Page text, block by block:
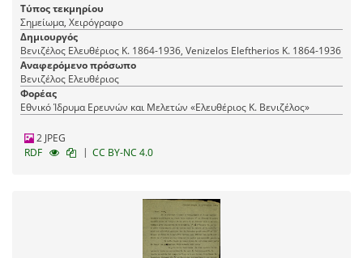
Τύπος τεκμηρίου
Σημείωμα, Χειρόγραφο
Δημιουργός
Βενιζέλος Ελευθέριος Κ. 1864-1936, Venizelos Eleftherios K. 1864-1936
Αναφερόμενο πρόσωπο
Βενιζέλος Ελευθέριος
Φορέας
Εθνικό Ίδρυμα Ερευνών και Μελετών «Ελευθέριος Κ. Βενιζέλος»
2 JPEG
RDF
| CC BY-NC 4.0